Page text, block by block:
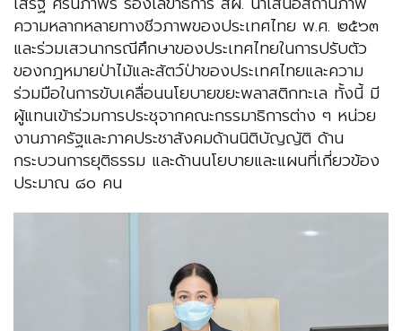
ความหลากหลายทางชีวภาพของประเทศไทย พ.ศ. ๒๕๖๓
และร่วมเสวนากรณีศึกษาของประเทศไทยในการปรับตัว
ของกฎหมายป่าไม้และสัตว์ป่าของประเทศไทยและความ
ร่วมมือในการขับเคลื่อนนโยบายขยะพลาสติกทะเล ทั้งนี้ มี
ผู้แทนเข้าร่วมการประชุจากคณะกรรมาธิการต่าง ๆ หน่วย
งานภาครัฐและภาคประชาสังคมด้านนิติบัญญัติ ด้าน
กระบวนการยุติธรรม และด้านนโยบายและแผนที่เกี่ยวข้อง
ประมาณ ๘๐ คน